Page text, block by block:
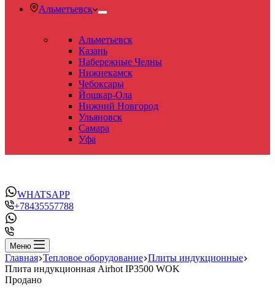
Альметьевск
Альметьевск
Казань
Набережные Челны
Нижнекамск
Чебоксары
Йошкар-Ола
Нижний Новгород
Ульяновск
Самара
Уфа
WHATSAPP
+78435557788
Меню
Главная Тепловое оборудование Плиты индукционные
Плита индукционная Airhot IP3500 WOK
Продано